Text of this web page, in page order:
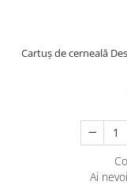
Cartuș de cerneală
Ai